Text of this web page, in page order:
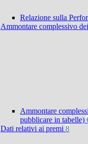
Relazione sulla
Ammontare complessivo
Ammontare
pubblicare in tabelle)
Dati relativi ai premi 8